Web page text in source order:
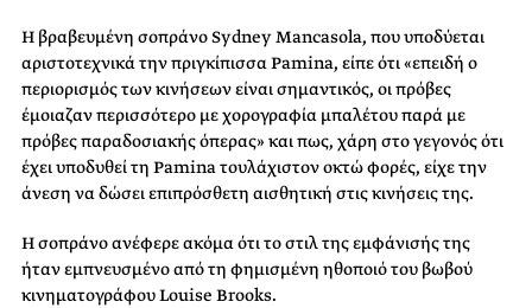
Η βραβευμένη σοπράνο Sydney Mancasola, που υποδύεται
αριστοτεχνικά την πριγκίπισσα Pamina, είπε ότι «επειδή ο
περιορισμός των κινήσεων είναι σημαντικός, οι πρόβες
έμοιαζαν περισσότερο με χορογραφία μπαλέτου παρά με
πρόβες παραδοσιακής όπερας» και πως, χάρη στο γεγονός ότι
έχει υποδυθεί τη Pamina τουλάχιστον οκτώ φορές, είχε την
άνεση να δώσει επιπρόσθετη αισθητική στις κινήσεις της.
Η σοπράνο ανέφερε ακόμα ότι το στιλ της εμφάνισής της
ήταν εμπνευσμένο από τη φημισμένη ηθοποιό του βωβού
κινηματογράφου Louise Brooks.